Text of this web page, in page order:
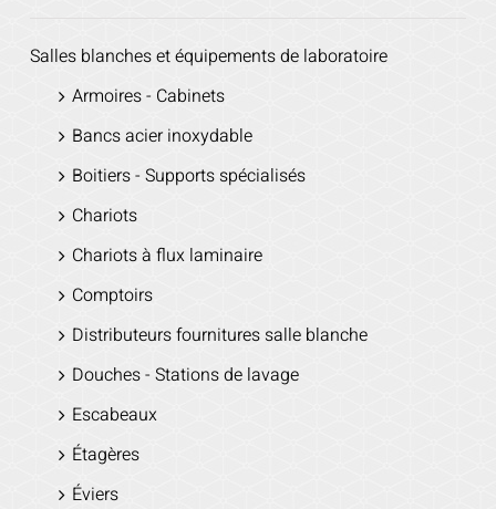
Salles blanches et équipements de laboratoire
Armoires - Cabinets
Bancs acier inoxydable
Boitiers - Supports spécialisés
Chariots
Chariots à flux laminaire
Comptoirs
Distributeurs fournitures salle blanche
Douches - Stations de lavage
Escabeaux
Étagères
Éviers